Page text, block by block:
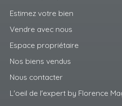
Estimez votre bien
Vendre avec nous
Espace propriétaire
Nos biens vendus
Nous contacter
L'oeil de l'expert by Florence